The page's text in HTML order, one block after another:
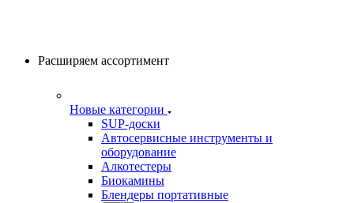
Расширяем ассортимент
Новые категории
SUP-доски
Автосервисные инструменты и
оборудование
Алкотестеры
Биокамины
Блендеры портативные